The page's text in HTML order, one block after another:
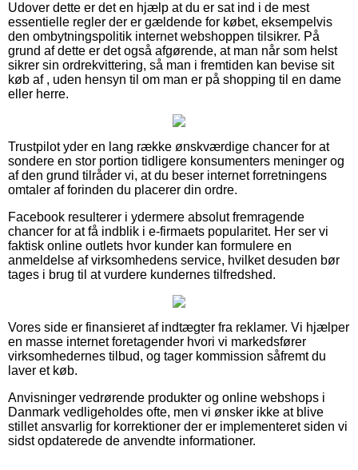
Udover dette er det en hjælp at du er sat ind i de mest
essentielle regler der er gældende for købet, eksempelvis
den ombytningspolitik internet webshoppen tilsikrer. På
grund af dette er det også afgørende, at man når som helst
sikrer sin ordrekvittering, så man i fremtiden kan bevise sit
køb af , uden hensyn til om man er på shopping til en dame
eller herre.
Trustpilot yder en lang række ønskværdige chancer for at
sondere en stor portion tidligere konsumenters meninger og
af den grund tilråder vi, at du beser internet forretningens
omtaler af forinden du placerer din ordre.
Facebook resulterer i ydermere absolut fremragende
chancer for at få indblik i e-firmaets popularitet. Her ser vi
faktisk online outlets hvor kunder kan formulere en
anmeldelse af virksomhedens service, hvilket desuden bør
tages i brug til at vurdere kundernes tilfredshed.
Vores side er finansieret af indtægter fra reklamer. Vi hjælper
en masse internet foretagender hvori vi markedsfører
virksomhedernes tilbud, og tager kommission såfremt du
laver et køb.
Anvisninger vedrørende produkter og online webshops i
Danmark vedligeholdes ofte, men vi ønsker ikke at blive
stillet ansvarlig for korrektioner der er implementeret siden vi
sidst opdaterede de anvendte informationer.